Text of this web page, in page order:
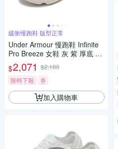
緩衝慢跑鞋 版型正常
Under Armour 慢跑鞋 Infinite
Pro Breeze 女鞋 灰 紫 厚底 緩
衝 輕量 運動鞋 UA 302719710
0
$2,071 $2,180
限時下殺
券
加入購物車